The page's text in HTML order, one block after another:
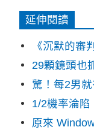
延伸閱讀
《沉默的審
29顆鏡頭也
驚！每2男
1/2機率淪陷
原來